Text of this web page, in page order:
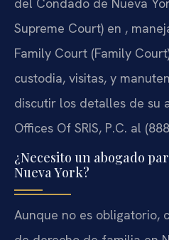
Supreme Court) en ,
Family Court (Family
custodia, visitas, y
discutir los detalles de su
Offices Of SRIS, P.C. al
¿Necesito un abogado
Nueva York?
Aunque no es obligatorio,